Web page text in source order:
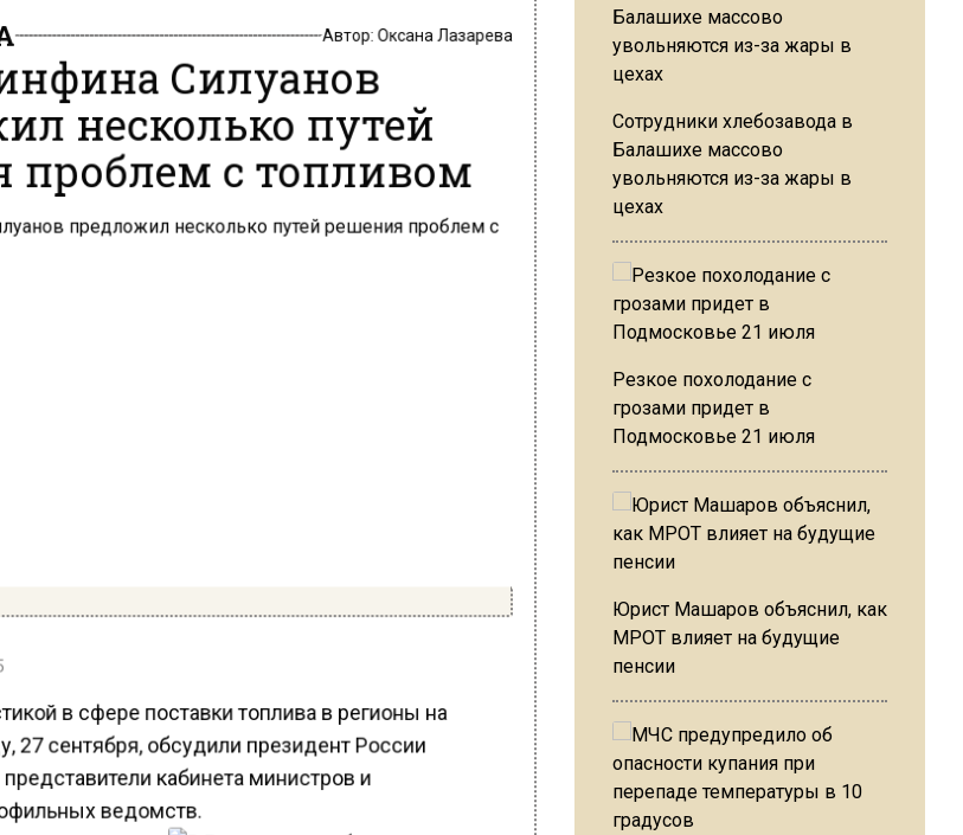
Силуанов
несколько путей
проблем с топливом
в сфере поставки топлива в регионы на
27 сентября, обсудили президент России
кабинета министров и
ведомств.
Сотрудники хлебозавода в
Балашихе массово
увольняются из-за жары в
цехах
Резкое похолодание с
грозами придет в
Подмосковье 21 июля
Юрист Машаров объяснил, как
МРОТ влияет на будущие
пенсии